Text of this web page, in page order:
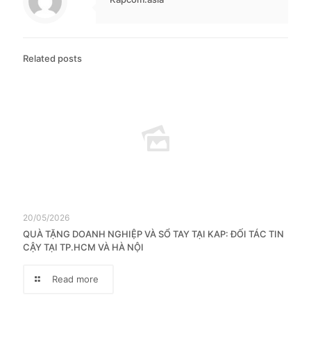
Related posts
20/05/2026
QUÀ TẶNG DOANH NGHIỆP VÀ SỔ TAY TẠI KAP: ĐỐI TÁC TIN
CẬY TẠI TP.HCM VÀ HÀ NỘI
Read more